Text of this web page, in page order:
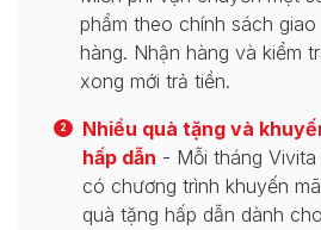
phẩm theo chính sách giao
hàng. Nhận hàng và kiểm
xong mới trả tiền.
2
Nhiều quà tặng và
hấp dẫn - Mỗi tháng Vivita
có chương trình khuyến
quà tặng hấp dẫn dành cho